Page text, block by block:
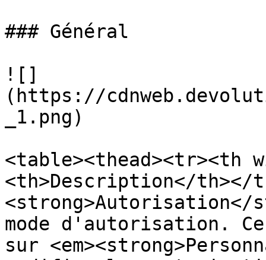
### Général
![]
(https://
_1.png)
<table><thead><tr><th
<th>Description</th></
mode d'autorisation.
sur